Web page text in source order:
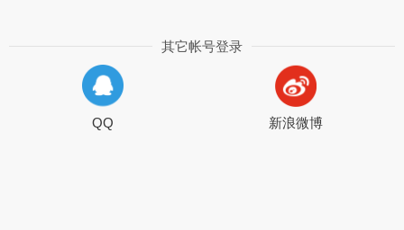
其它帐号登录
QQ 新浪微博